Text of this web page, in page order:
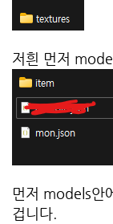
저흰 먼저
먼저 models안
겁니다.